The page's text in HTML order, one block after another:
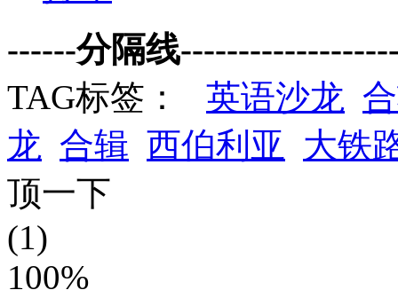
------分隔线
TAG标签：
英语沙龙
龙 合辑 西伯利亚
大铁
顶一下
(1)
100%